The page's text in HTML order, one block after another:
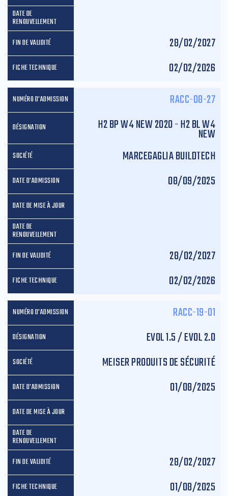
28/02/2027
02/02/2026
RACC-08-27
H2 BP W4 NEW 2020 - H2 BL W4
NEW
MARCEGAGLIA BUILDTECH
08/09/2025
28/02/2027
02/02/2026
RACC-19-01
EVOL 1.5 / EVOL 2.0
MEISER PRODUITS DE SÉCURITÉ
01/08/2025
28/02/2027
01/08/2025